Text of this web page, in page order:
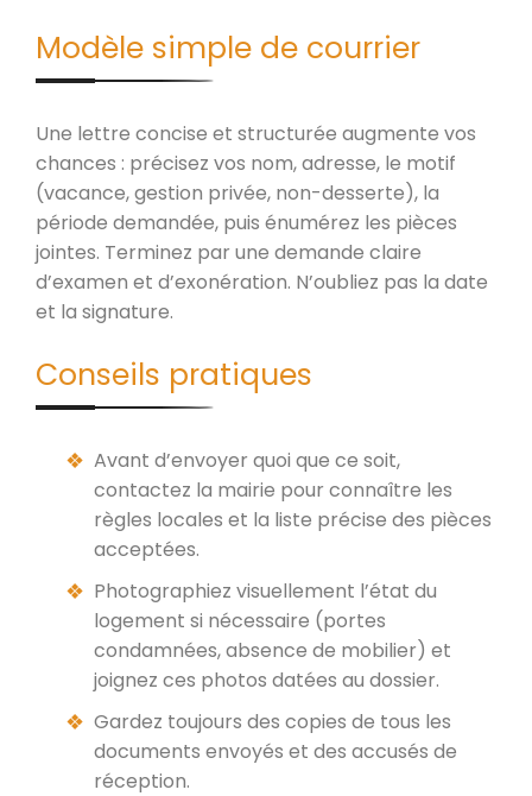
Modèle simple de courrier
Une lettre concise et structurée augmente vos
chances : précisez vos nom, adresse, le motif
(vacance, gestion privée, non-desserte), la
période demandée, puis énumérez les pièces
jointes. Terminez par une demande claire
d’examen et d’exonération. N’oubliez pas la date
et la signature.
Conseils pratiques
Avant d’envoyer quoi que ce soit,
contactez la mairie pour connaître les
règles locales et la liste précise des pièces
acceptées.
Photographiez visuellement l’état du
logement si nécessaire (portes
condamnées, absence de mobilier) et
joignez ces photos datées au dossier.
Gardez toujours des copies de tous les
documents envoyés et des accusés de
réception.